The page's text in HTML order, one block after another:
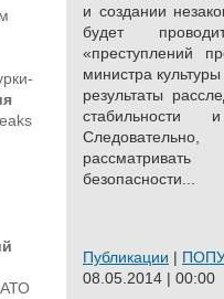
и создании
будет
«преступлений
министра
результаты
безопасности...
Публикации |
08.05.2014 | 00:00